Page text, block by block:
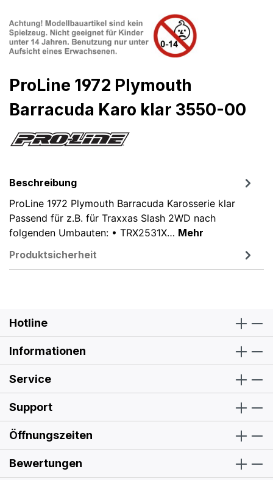
ProLine 1972 Plymouth
Barracuda Karo klar 3550-00
Beschreibung
ProLine 1972 Plymouth Barracuda Karosserie klar
Passend für z.B. für Traxxas Slash 2WD nach
folgenden Umbauten: • TRX2531X… Mehr
Produktsicherheit
Hotline
Informationen
Service
Support
Öffnungszeiten
Bewertungen